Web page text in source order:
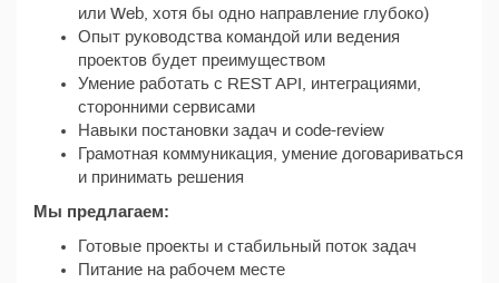
или Web, хотя бы одно направление глубоко)
Опыт руководства командой или ведения
проектов будет преимуществом
Умение работать с REST API, интеграциями,
сторонними сервисами
Навыки постановки задач и code-review
Грамотная коммуникация, умение договариваться
и принимать решения
Мы предлагаем:
Готовые проекты и стабильный поток задач
Питание на рабочем месте